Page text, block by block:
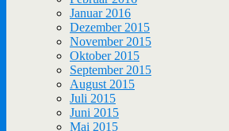
Januar 2016
Dezember 2015
November 2015
Oktober 2015
September 2015
August 2015
Juli 2015
Juni 2015
Mai 2015